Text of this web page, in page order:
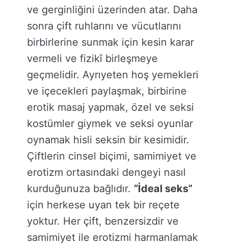
ve gerginliğini üzerinden atar. Daha
sonra çift ruhlarını ve vücutlarını
birbirlerine sunmak için kesin karar
vermeli ve fizikî birleşmeye
geçmelidir. Ayrıyeten hoş yemekleri
ve içecekleri paylaşmak, birbirine
erotik masaj yapmak, özel ve seksi
kostümler giymek ve seksi oyunlar
oynamak hisli seksin bir kesimidir.
Çiftlerin cinsel biçimi, samimiyet ve
erotizm ortasındaki dengeyi nasıl
kurduğunuza bağlıdır. “İdeal seks”
için herkese uyan tek bir reçete
yoktur. Her çift, benzersizdir ve
samimiyet ile erotizmi harmanlamak